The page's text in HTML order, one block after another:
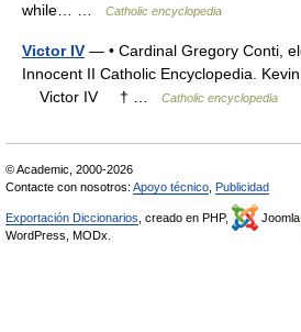
while… …
Catholic encyclopedia
Victor IV — • Cardinal Gregory Conti,
Innocent II Catholic Encyclopedia.
Victor IV † …
Catholic encyclopedia
© Academic, 2000-2026
Contacte con nosotros: Apoyo técnico Publicidad
Exportación Diccionarios , creado en PHP, Joomla,
WordPress, MODx.